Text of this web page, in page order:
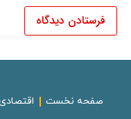
صفحه نخست اقتصادی